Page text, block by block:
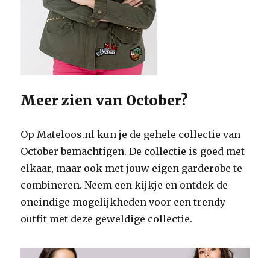
Meer zien van October?
Op Mateloos.nl kun je de gehele collectie van
October bemachtigen. De collectie is goed met
elkaar, maar ook met jouw eigen garderobe te
combineren. Neem een kijkje en ontdek de
oneindige mogelijkheden voor een trendy
outfit met deze geweldige collectie.